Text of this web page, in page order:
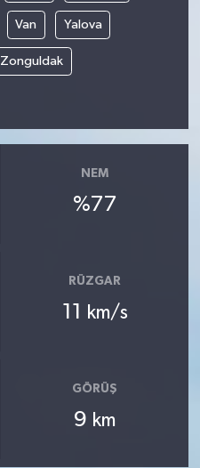
Van Yalova
Zonguldak
NEM
%77
RÜZGAR
11 km/s
GÖRÜŞ
9 km